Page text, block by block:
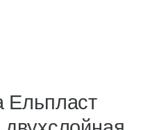
Ельпласт